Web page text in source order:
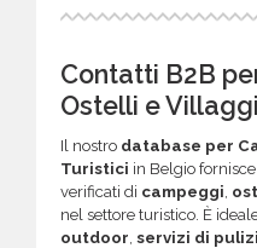
Contatti B2B
Ostelli e
Il nostro database per
Turistici in Belgio
verificati di campeggi,
nel settore turistico. È
outdoor, servizi di